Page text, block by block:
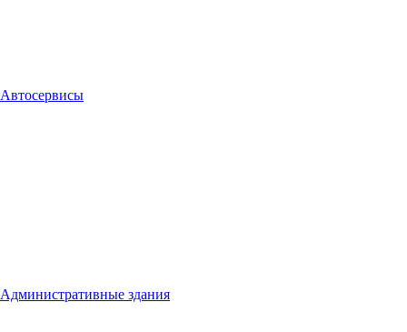
Автосервисы
Административные здания